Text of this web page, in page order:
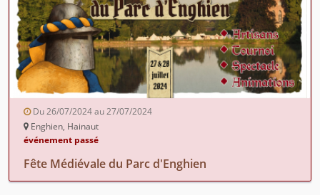
Du 26/07/2024 au 27/07/2024
Enghien, Hainaut
événement passé
Fête Médiévale du Parc d'Enghien